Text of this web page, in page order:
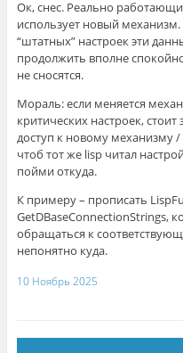
Ок, снес. Реально
использует новый
“штатных” настроек эти
продолжить вполне
не сносятся.
Мораль: если меняется
критических настроек,
доступ к новому механизму
чтоб тот же lisp читал
пойми откуда.
К примеру – прописать
GetDBaseConnectionStrings,
обращаться к
непонятно куда.
10 Ноябрь 2025